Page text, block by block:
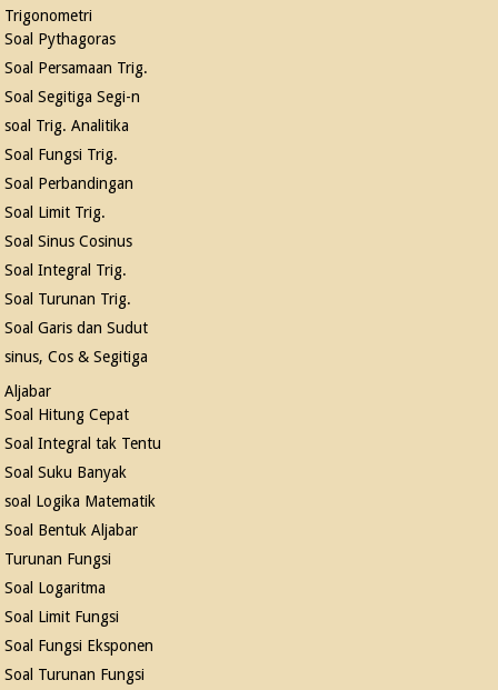
Trigonometri
Soal Pythagoras
Soal Persamaan Trig.
Soal Segitiga Segi-n
soal Trig. Analitika
Soal Fungsi Trig.
Soal Perbandingan
Soal Limit Trig.
Soal Sinus Cosinus
Soal Integral Trig.
Soal Turunan Trig.
Soal Garis dan Sudut
sinus, Cos & Segitiga
Aljabar
Soal Hitung Cepat
Soal Integral tak Tentu
Soal Suku Banyak
soal Logika Matematik
Soal Bentuk Aljabar
Turunan Fungsi
Soal Logaritma
Soal Limit Fungsi
Soal Fungsi Eksponen
Soal Turunan Fungsi